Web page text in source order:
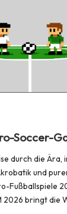
Soccer-
durch die Ära,
und
Fußballspiele
2026 bringt die